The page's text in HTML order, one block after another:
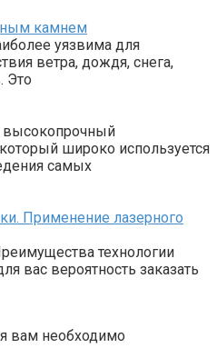
камнем
уязвима для
ветра, дождя, снега,
Это
высокопрочный
широко используется
самых
Применение лазерного
технологии
вас вероятность заказать
вам необходимо